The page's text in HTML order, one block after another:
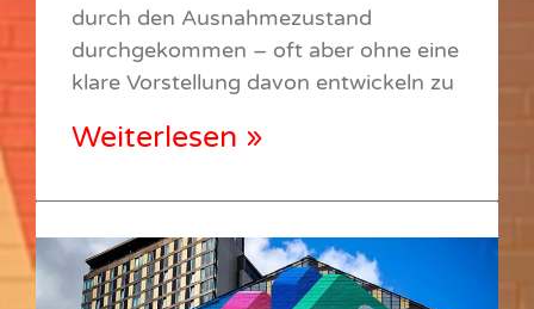
durch den Ausnahmezustand
durchgekommen – oft aber ohne eine
klare Vorstellung davon entwickeln zu
Weiterlesen »